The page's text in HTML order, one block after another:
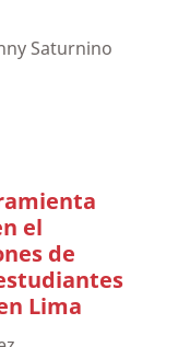
Saturnino
el
de
Lima